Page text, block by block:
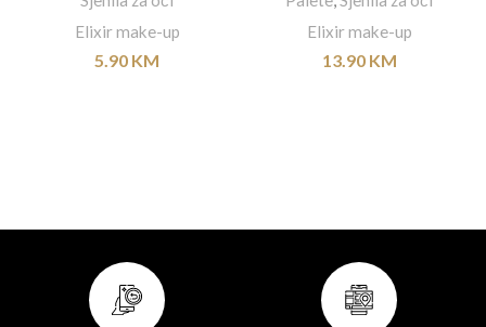
Elixir make-up
5.90 KM
Elixir make-up
13.90 KM